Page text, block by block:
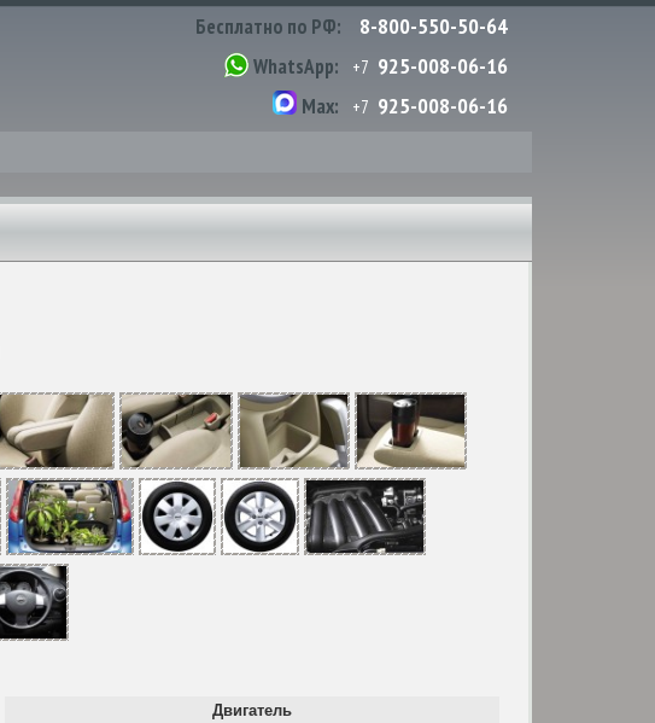
Бесплатно по РФ: 8-800-550-50-64
WhatsApp: +7 925-008-06-16
Max: +7 925-008-06-16
Двигатель